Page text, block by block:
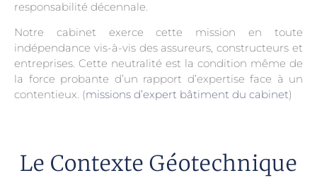
responsabilité décennale.
Notre cabinet exerce cette mission en toute
indépendance vis-à-vis des assureurs, constructeurs et
entreprises. Cette neutralité est la condition même de
la force probante d’un rapport d’expertise face à un
contentieux. (missions d’expert bâtiment du cabinet)
Le Contexte Géotechnique